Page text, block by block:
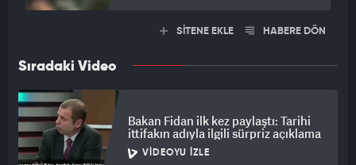
SİTENE EKLE HABERE DÖN
Sıradaki Video
Bakan Fidan ilk kez paylaştı: Tarihi
ittifakın adıyla ilgili sürpriz açıklama
VIDEOYU İZLE